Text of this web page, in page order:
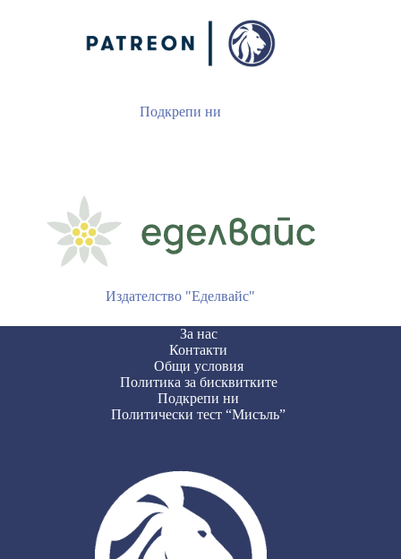
Подкрепи ни
Издателство "Еделвайс"
За нас
Контакти
Общи условия
Политика за бисквитките
Подкрепи ни
Политически тест “Мисъль”